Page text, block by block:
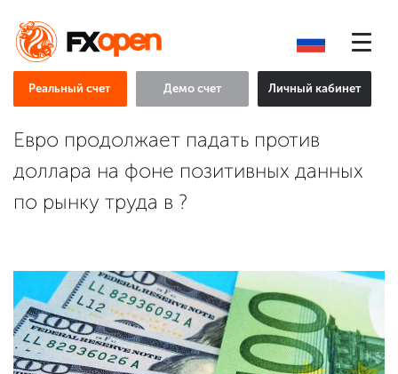
Реальный счет Демо счет Личный кабинет
Евро продолжает падать против
доллара на фоне позитивных данных
по рынку труда в ?